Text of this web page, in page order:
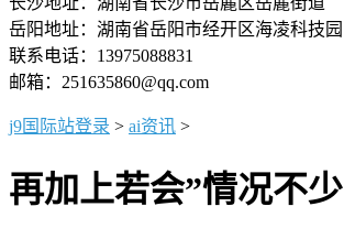
岳阳地址：湖南省岳阳市经开区海凌科技园
联系电话：13975088831
邮箱：251635860@qq.com
j9国际站登录 > ai资讯 >
再加上若会”情况不少